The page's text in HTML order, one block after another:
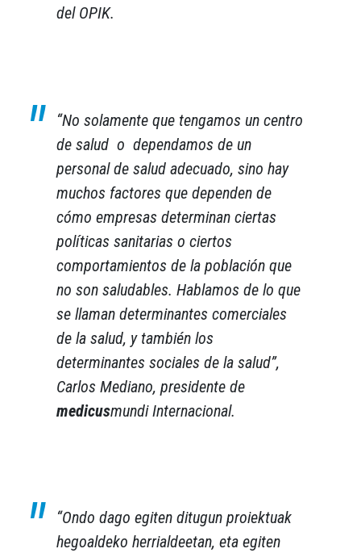
del OPIK.
“No solamente que tengamos un centro
de salud o dependamos de un
personal de salud adecuado, sino hay
muchos factores que dependen de
cómo empresas determinan ciertas
políticas sanitarias o ciertos
comportamientos de la población que
no son saludables. Hablamos de lo que
se llaman determinantes comerciales
de la salud, y también los
determinantes sociales de la salud”,
Carlos Mediano, presidente de
medicusmundi Internacional.
“Ondo dago egiten ditugun proiektuak
hegoaldeko herrialdeetan, eta egiten